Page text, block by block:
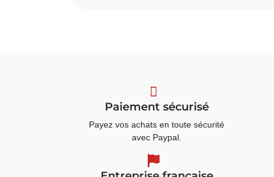
Paiement sécurisé
Payez vos achats en toute sécurité
avec Paypal.